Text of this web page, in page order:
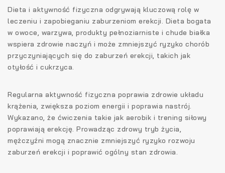
Dieta i aktywność fizyczna odgrywają kluczową rolę w
leczeniu i zapobieganiu zaburzeniom erekcji. Dieta bogata
w owoce, warzywa, produkty pełnoziarniste i chude białka
wspiera zdrowie naczyń i może zmniejszyć ryzyko chorób
przyczyniających się do zaburzeń erekcji, takich jak
otyłość i cukrzyca.
Regularna aktywność fizyczna poprawia zdrowie układu
krążenia, zwiększa poziom energii i poprawia nastrój.
Wykazano, że ćwiczenia takie jak aerobik i trening siłowy
poprawiają erekcję. Prowadząc zdrowy tryb życia,
mężczyźni mogą znacznie zmniejszyć ryzyko rozwoju
zaburzeń erekcji i poprawić ogólny stan zdrowia.